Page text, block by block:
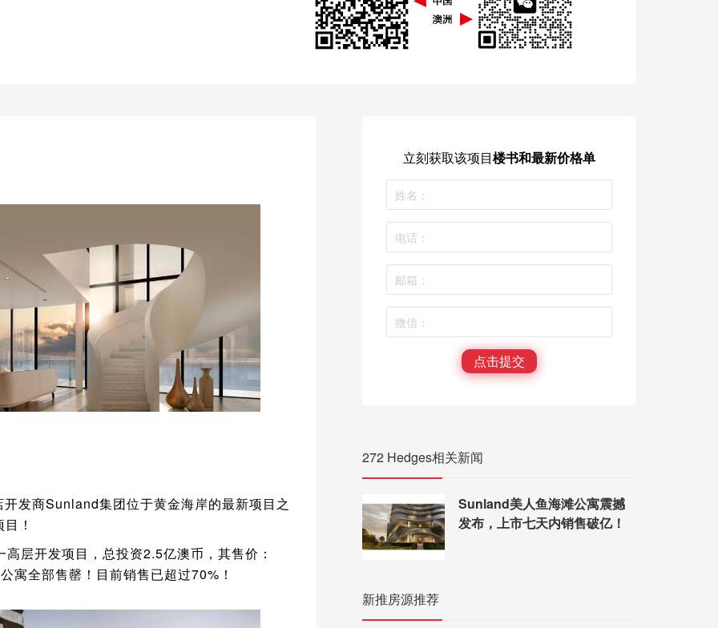
发商Sunland集团位于黄金海岸的最新项目之
！
层开发项目，总投资2.5亿澳币，其售价：
寓全部售罄！目前销售已超过70%！
立刻获取该项目楼书和最新价格单
点击提交
272 Hedges相关新闻
Sunland美人鱼海滩公寓震撼
发布，上市七天内销售破亿！
新推房源推荐